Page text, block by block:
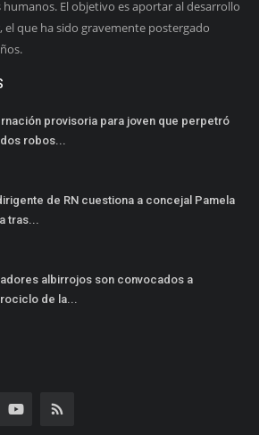
El objetivo es aportar al desarrollo
que ha sido gravemente postergado
provisoria para joven que perpetró
robos...
de RN cuestiona a concejal Pamela
tras...
albirrojos son convocados a
de la...